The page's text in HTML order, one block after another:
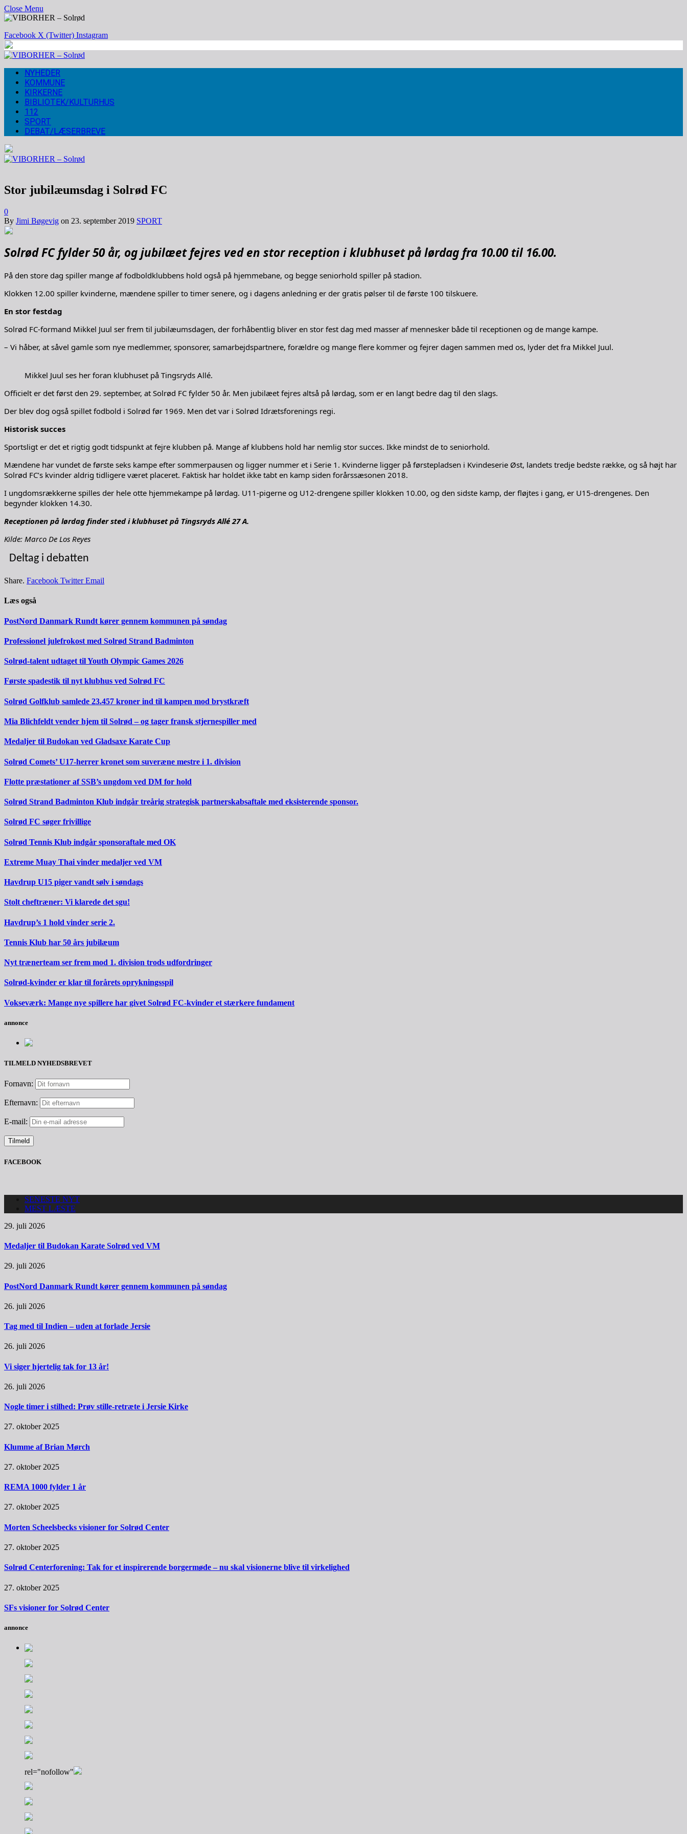
Close Menu
Facebook X (Twitter) Instagram
NYHEDER
KOMMUNE
KIRKERNE
BIBLIOTEK/KULTURHUS
112
SPORT
DEBAT/LÆSERBREVE
Stor jubilæumsdag i Solrød FC
0
By Jimi Bøgevig on 23. september 2019 SPORT
Solrød FC fylder 50 år, og jubilæet fejres ved en stor reception i klubhuset på lørdag fra 10.00 til 16.00.
På den store dag spiller mange af fodboldklubbens hold også på hjemmebane, og begge seniorhold spiller på stadion.
Klokken 12.00 spiller kvinderne, mændene spiller to timer senere, og i dagens anledning er der gratis pølser til de første 100 tilskuere.
En stor festdag
Solrød FC-formand Mikkel Juul ser frem til jubilæumsdagen, der forhåbentlig bliver en stor fest dag med masser af mennesker både til receptionen og de mange kampe.
– Vi håber, at såvel gamle som nye medlemmer, sponsorer, samarbejdspartnere, forældre og mange flere kommer og fejrer dagen sammen med os, lyder det fra Mikkel Juul.
Mikkel Juul ses her foran klubhuset på Tingsryds Allé.
Officielt er det først den 29. september, at Solrød FC fylder 50 år. Men jubilæet fejres altså på lørdag, som er en langt bedre dag til den slags.
Der blev dog også spillet fodbold i Solrød før 1969. Men det var i Solrød Idrætsforenings regi.
Historisk succes
Sportsligt er det et rigtig godt tidspunkt at fejre klubben på. Mange af klubbens hold har nemlig stor succes. Ikke mindst de to seniorhold.
Mændene har vundet de første seks kampe efter sommerpausen og ligger nummer et i Serie 1. Kvinderne ligger på førstepladsen i Kvindeserie Øst, landets tredje bedste række, og så højt har
Solrød FC’s kvinder aldrig tidligere været placeret. Faktisk har holdet ikke tabt en kamp siden forårssæsonen 2018.
I ungdomsrækkerne spilles der hele otte hjemmekampe på lørdag. U11-pigerne og U12-drengene spiller klokken 10.00, og den sidste kamp, der fløjtes i gang, er U15-drengenes. Den
begynder klokken 14.30.
Receptionen på lørdag finder sted i klubhuset på Tingsryds Allé 27 A.
Kilde: Marco De Los Reyes
Deltag i debatten
Share. Facebook Twitter Email
Læs også
PostNord Danmark Rundt kører gennem kommunen på søndag
Professionel julefrokost med Solrød Strand Badminton
Solrød-talent udtaget til Youth Olympic Games 2026
Første spadestik til nyt klubhus ved Solrød FC
Solrød Golfklub samlede 23.457 kroner ind til kampen mod brystkræft
Mia Blichfeldt vender hjem til Solrød – og tager fransk stjernespiller med
Medaljer til Budokan ved Gladsaxe Karate Cup
Solrød Comets’ U17-herrer kronet som suveræne mestre i 1. division
Flotte præstationer af SSB’s ungdom ved DM for hold
Solrød Strand Badminton Klub indgår treårig strategisk partnerskabsaftale med eksisterende sponsor.
Solrød FC søger frivillige
Solrød Tennis Klub indgår sponsoraftale med OK
Extreme Muay Thai vinder medaljer ved VM
Havdrup U15 piger vandt sølv i søndags
Stolt cheftræner: Vi klarede det sgu!
Havdrup’s 1 hold vinder serie 2.
Tennis Klub har 50 års jubilæum
Nyt trænerteam ser frem mod 1. division trods udfordringer
Solrød-kvinder er klar til forårets oprykningsspil
Vokseværk: Mange nye spillere har givet Solrød FC-kvinder et stærkere fundament
annonce
TILMELD NYHEDSBREVET
Fornavn:
Efternavn:
E-mail:
FACEBOOK
SENESTE NYT
MEST LÆSTE
29. juli 2026
Medaljer til Budokan Karate Solrød ved VM
29. juli 2026
PostNord Danmark Rundt kører gennem kommunen på søndag
26. juli 2026
Tag med til Indien – uden at forlade Jersie
26. juli 2026
Vi siger hjertelig tak for 13 år!
26. juli 2026
Nogle timer i stilhed: Prøv stille-retræte i Jersie Kirke
27. oktober 2025
Klumme af Brian Mørch
27. oktober 2025
REMA 1000 fylder 1 år
27. oktober 2025
Morten Scheelsbecks visioner for Solrød Center
27. oktober 2025
Solrød Centerforening: Tak for et inspirerende borgermøde – nu skal visionerne blive til virkelighed
27. oktober 2025
SFs visioner for Solrød Center
annonce
rel="nofollow"